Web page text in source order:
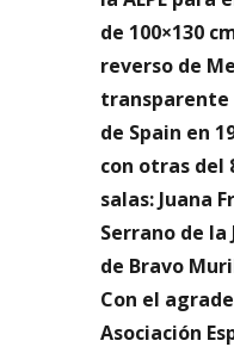
de 100×130
reverso de
transparente
de Spain en
con otras del
salas: Juana
Serrano de la
de Bravo
Con el
Asociación